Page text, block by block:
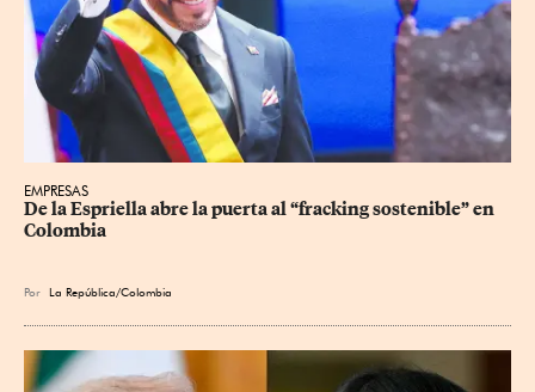
EMPRESAS
De la Espriella abre la puerta al “fracking sostenible” en
Colombia
Por La República/Colombia